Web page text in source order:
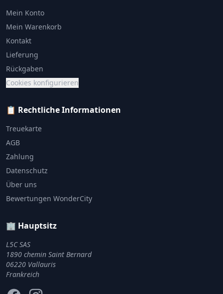
Mein Konto
Mein Warenkorb
Kontakt
Lieferung
Rückgaben
Cookies konfigurieren
📋 Rechtliche Informationen
Treuekarte
AGB
Zahlung
Datenschutz
Über uns
Bewertungen WonderCity
🏢 Hauptsitz
L5C SAS
1890 chemin Saint Bernard
06220 Vallauris
Frankreich